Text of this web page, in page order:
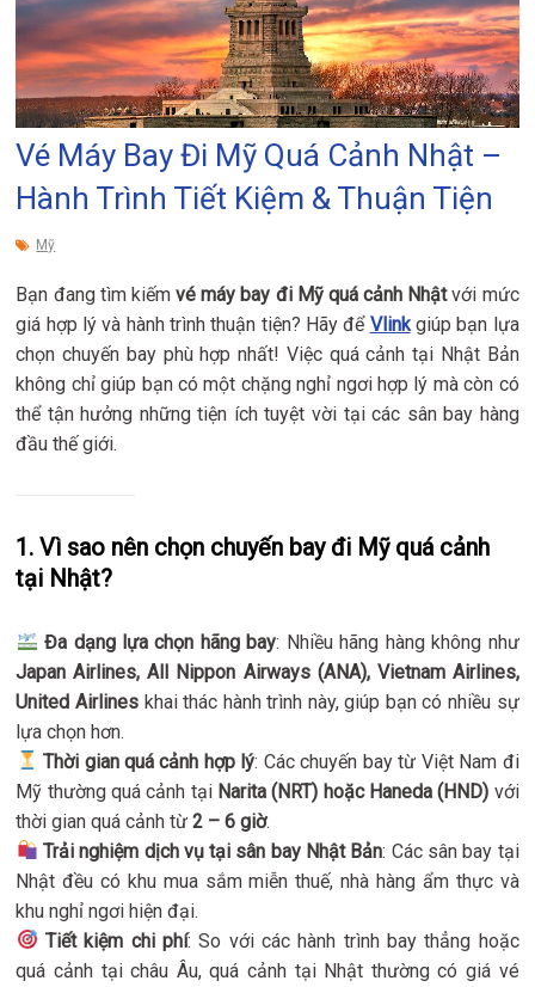
Vé Máy Bay Đi Mỹ Quá Cảnh Nhật –
Hành Trình Tiết Kiệm & Thuận Tiện
Mỹ
Bạn đang tìm kiếmvé máy bay đi Mỹ quá cảnh Nhậtvới mức
giá hợp lý và hành trình thuận tiện? Hãy để Vlinkgiúp bạn lựa
chọn chuyến bay phù hợp nhất! Việc quá cảnh tại Nhật Bản
không chỉ giúp bạn có một chặng nghỉ ngơi hợp lý mà còn có
thể tận hưởng những tiện ích tuyệt vời tại các sân bay hàng
đầu thế giới.
1. Vì sao nên chọn chuyến bay đi Mỹ quá cảnh
tại Nhật?
Đa dạng lựa chọn hãng bay: Nhiều hãng hàng không như
Japan Airlines, All Nippon Airways (ANA), Vietnam Airlines,
United Airlines khai thác hành trình này, giúp bạn có nhiều sự
lựa chọn hơn.
Thời gian quá cảnh hợp lý: Các chuyến bay từ Việt Nam đi
Mỹ thường quá cảnh tại Narita (NRT) hoặc Haneda (HND) với
thời gian quá cảnh từ2 – 6 giờ.
Trải nghiệm dịch vụ tại sân bay Nhật Bản: Các sân bay tại
Nhật đều có khu mua sắm miễn thuế, nhà hàng ẩm thực và
khu nghỉ ngơi hiện đại.
Tiết kiệm chi phí: So với các hành trình bay thẳng hoặc
quá cảnh tại châu Âu, quá cảnh tại Nhật thường có giá vé